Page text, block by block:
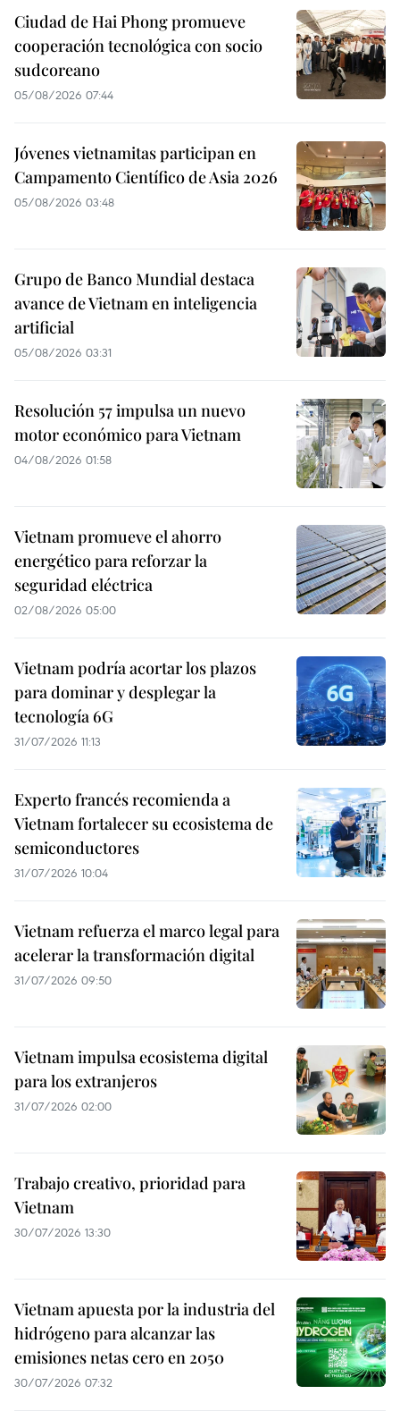
Ciudad de Hai Phong promueve
cooperación tecnológica con socio
sudcoreano
05/08/2026 07:44
Jóvenes vietnamitas participan en
Campamento Científico de Asia 2026
05/08/2026 03:48
Grupo de Banco Mundial destaca
avance de Vietnam en inteligencia
artificial
05/08/2026 03:31
Resolución 57 impulsa un nuevo
motor económico para Vietnam
04/08/2026 01:58
Vietnam promueve el ahorro
energético para reforzar la
seguridad eléctrica
02/08/2026 05:00
Vietnam podría acortar los plazos
para dominar y desplegar la
tecnología 6G
31/07/2026 11:13
Experto francés recomienda a
Vietnam fortalecer su ecosistema de
semiconductores
31/07/2026 10:04
Vietnam refuerza el marco legal para
acelerar la transformación digital
31/07/2026 09:50
Vietnam impulsa ecosistema digital
para los extranjeros
31/07/2026 02:00
Trabajo creativo, prioridad para
Vietnam
30/07/2026 13:30
Vietnam apuesta por la industria del
hidrógeno para alcanzar las
emisiones netas cero en 2050
30/07/2026 07:32